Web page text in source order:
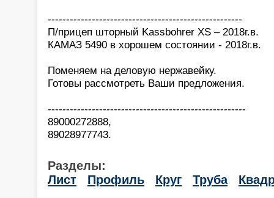
-----------------------------------------------------
П/прицеп шторный Kassbohrer XS – 2018г.в.
КАМАЗ 5490 в хорошем состоянии - 2018г.в.
Поменяем на деловую нержавейку.
Готовы рассмотреть Ваши предложения.
------------------------------------------------------
89000272888,
89028977743.
Разделы:
Лист
Профиль Круг Труба